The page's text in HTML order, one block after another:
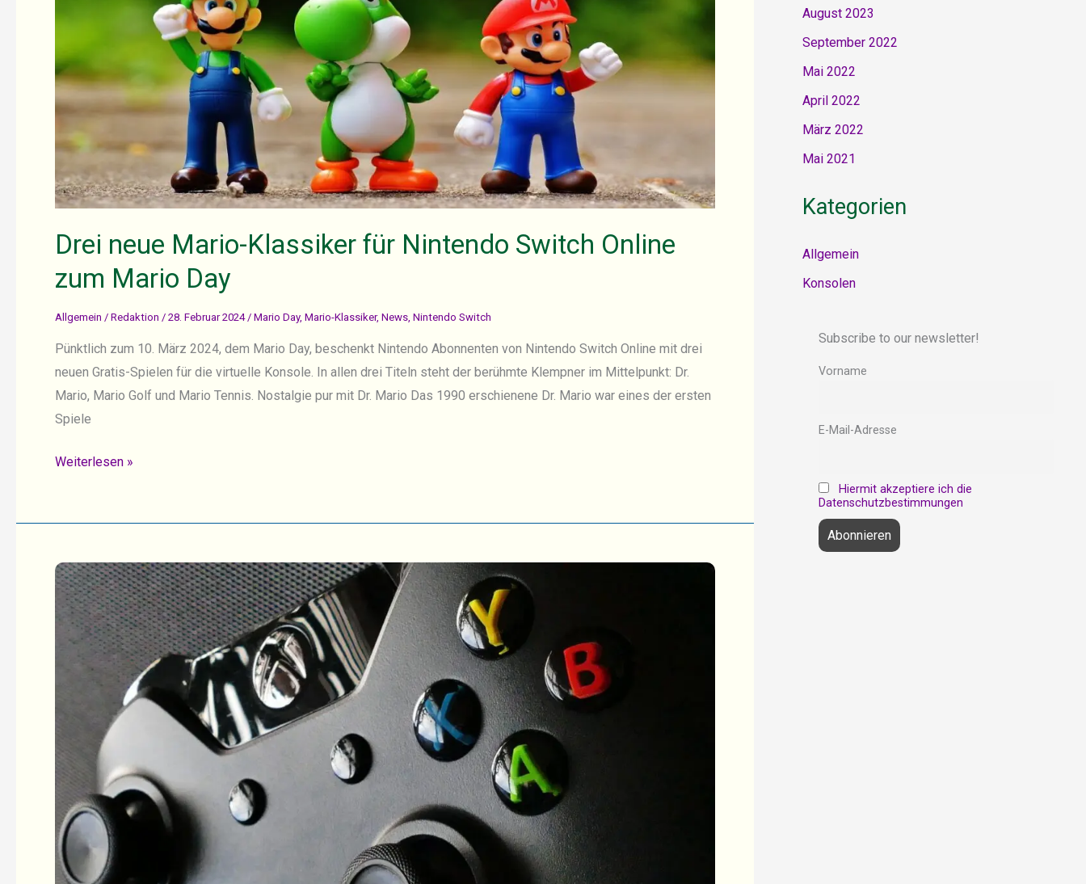
Drei neue Mario-Klassiker für Nintendo Switch Online
zum Mario Day
Allgemein / Redaktion / 28. Februar 2024 / Mario Day, Mario-Klassiker, News Nintendo Switch
Pünktlich zum 10. März 2024, dem Mario Day, beschenkt Nintendo Abonnenten von Nintendo Switch Online mit drei
neuen Gratis-Spielen für die virtuelle Konsole. In allen drei Titeln steht der berühmte Klempner im Mittelpunkt: Dr.
Mario, Mario Golf und Mario Tennis. Nostalgie pur mit Dr. Mario Das 1990 erschienene Dr. Mario war eines der ersten
Spiele
Drei
Nintendo
Switch
Online
zum
Weiterlesen »
August 2023
September 2022
Mai 2022
April 2022
März 2022
Mai 2021
Kategorien
Allgemein
Konsolen
Subscribe to our newsletter!
Vorname
E-Mail-Adresse
Hiermit akzeptiere ich die
Datenschutzbestimmungen